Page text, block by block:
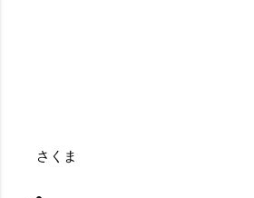
さくま